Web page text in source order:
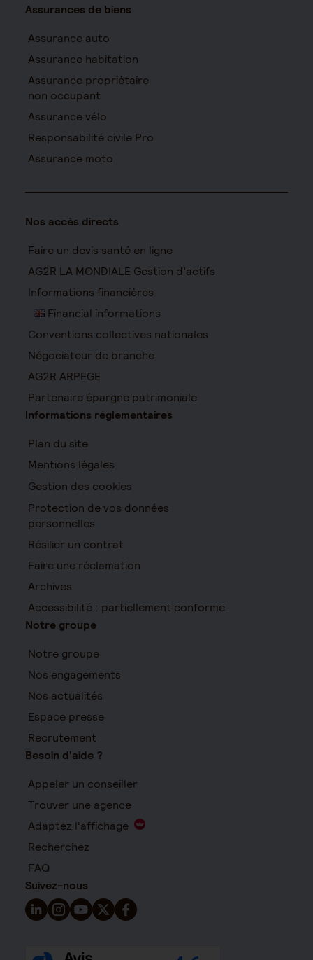
Assurances de biens
Assurance auto
Assurance habitation
Assurance propriétaire
non occupant
Assurance vélo
Responsabilité civile Pro
Assurance moto
Nos accès directs
Faire un devis santé en ligne
AG2R LA MONDIALE Gestion d’actifs
Informations financières
Financial informations
Conventions collectives nationales
Négociateur de branche
AG2R ARPEGE
Partenaire épargne patrimoniale
Informations réglementaires
Plan du site
Mentions légales
Gestion des cookies
Protection de vos données
personnelles
Résilier un contrat
Faire une réclamation
Archives
Accessibilité : partiellement conforme
Notre groupe
Notre groupe
Nos engagements
Nos actualités
Espace presse
Recrutement
Besoin d'aide ?
Appeler un conseiller
Trouver une agence
Adaptez l'affichage
Recherchez
FAQ
Suivez-nous
Suivez-nous sur LinkedIn - Nouvelle fenêtre
Suivez-nous sur Instagram - Nouvelle fenêtre
Suivez-nous sur YouTube - Nouvelle fenêtre
Suivez-nous sur X - Nouvelle fenêtre
Suivez-nous sur Facebook - Nouvelle